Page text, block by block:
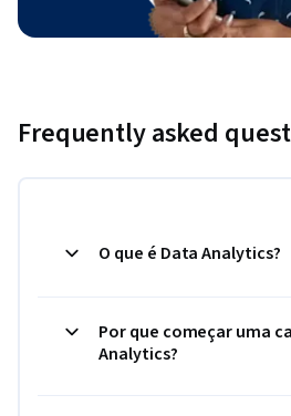
Frequently asked
O que é Data Analytics?
Por que começar uma
Analytics?